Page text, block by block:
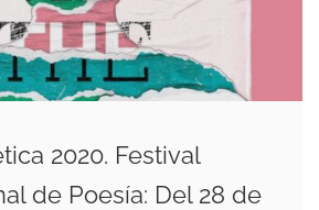
2020. Festival
de Poesía: Del 28 de